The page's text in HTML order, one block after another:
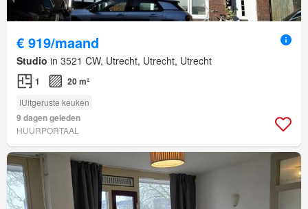
€ 919/maand
Studio in 3521 CW, Utrecht, Utrecht, Utrecht
1 20 m²
IUitgeruste keuken
9 dagen geleden
HUURPORTAAL